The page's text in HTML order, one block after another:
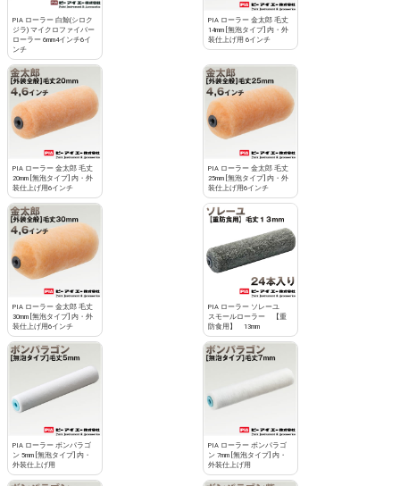
PIA ローラー 白鯨(シロク
ジラ) マイクロファイバー
ローラー 6mm4インチ6イ
ンチ
PIA ローラー 金太郎 毛丈
14mm [無泡タイプ] 内・外
装仕上げ用 6インチ
PIA ローラー 金太郎 毛丈
20mm [無泡タイプ] 内・外
装仕上げ用6インチ
PIA ローラー 金太郎 毛丈
25mm [無泡タイプ] 内・外
装仕上げ用6インチ
PIA ローラー 金太郎 毛丈
30mm [無泡タイプ] 内・外
装仕上げ用6インチ
PIA ローラー ソレーユ
スモールローラー 【重
防食用】 13mm
PIA ローラー ボンパラゴ
ン 5mm [無泡タイプ] 内・
外装仕上げ用
PIA ローラー ボンパラゴ
ン 7mm [無泡タイプ] 内・
外装仕上げ用